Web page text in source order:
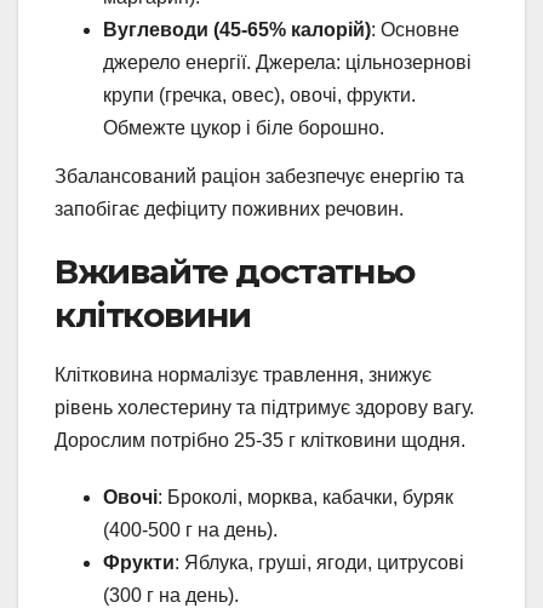
Вуглеводи (45-65% калорій): Основне
джерело енергії. Джерела: цільнозернові
крупи (гречка, овес), овочі, фрукти.
Обмежте цукор і біле борошно.
Збалансований раціон забезпечує енергію та
запобігає дефіциту поживних речовин.
Вживайте достатньо
клітковини
Клітковина нормалізує травлення, знижує
рівень холестерину та підтримує здорову вагу.
Дорослим потрібно 25-35 г клітковини щодня.
Овочі: Броколі, морква, кабачки, буряк
(400-500 г на день).
Фрукти: Яблука, груші, ягоди, цитрусові
(300 г на день).